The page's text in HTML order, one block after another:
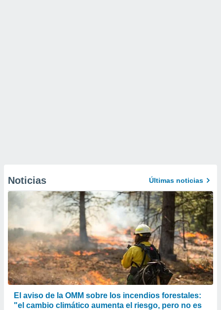
Noticias Últimas noticias
El aviso de la OMM sobre los incendios forestales:
"el cambio climático aumenta el riesgo, pero no es